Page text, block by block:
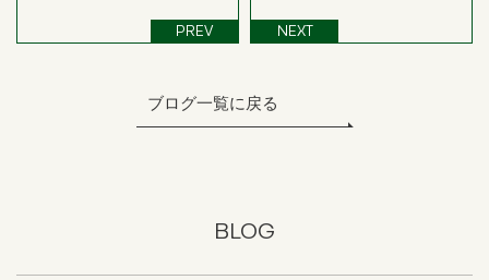
ピング体験！琵琶湖の絶景と
PREV
介！
NEXT
ブログ一覧に戻る
BLOG